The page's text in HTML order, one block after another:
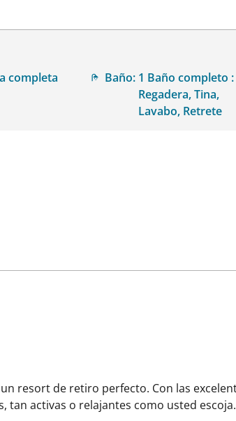
completa Baño: 1 Baño completo :
Regadera, Tina,
Lavabo, Retrete
resort de retiro perfecto. Con las
tan activas o relajantes como usted escoja.